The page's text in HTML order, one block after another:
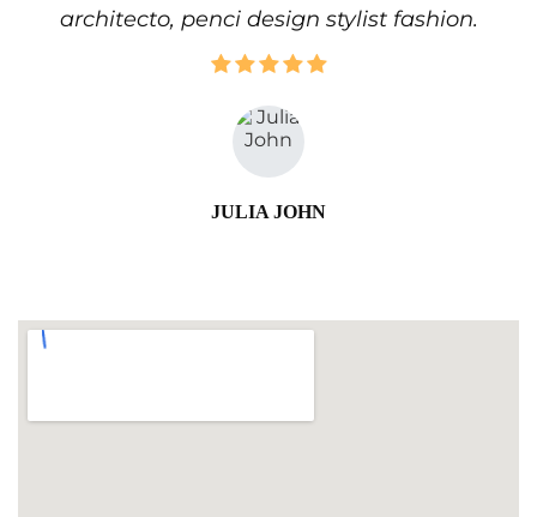
architecto, penci design stylist fashion.
JULIA JOHN